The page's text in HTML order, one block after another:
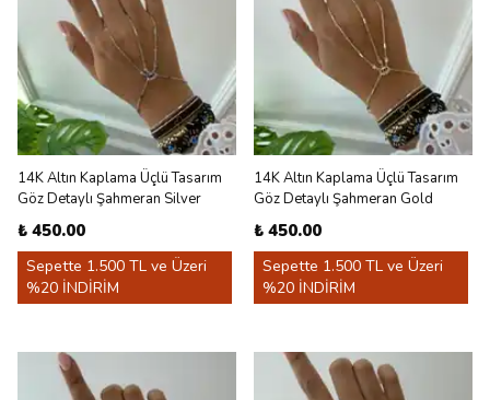
14K Altın Kaplama Üçlü Tasarım
Göz Detaylı Şahmeran Silver
₺ 450.00
Sepette 1.500 TL ve Üzeri
%20 İNDİRİM
14K Altın Kaplama Üçlü Tasarım
Göz Detaylı Şahmeran Gold
₺ 450.00
Sepette 1.500 TL ve Üzeri
%20 İNDİRİM